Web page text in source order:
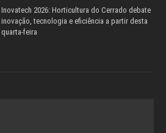
Inovatech 2026: Horticultura do Cerrado debate
inovação, tecnologia e eficiência a partir desta
quarta-feira